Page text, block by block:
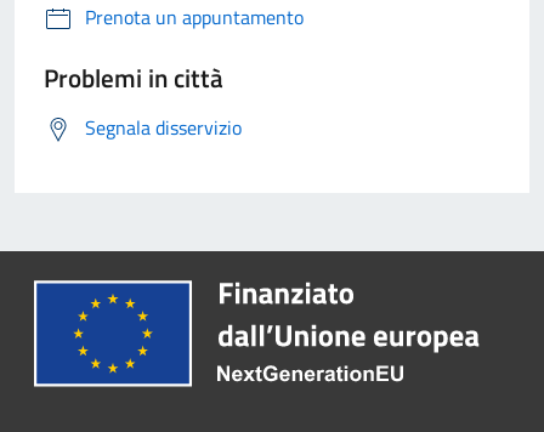
Prenota un appuntamento
Problemi in città
Segnala disservizio